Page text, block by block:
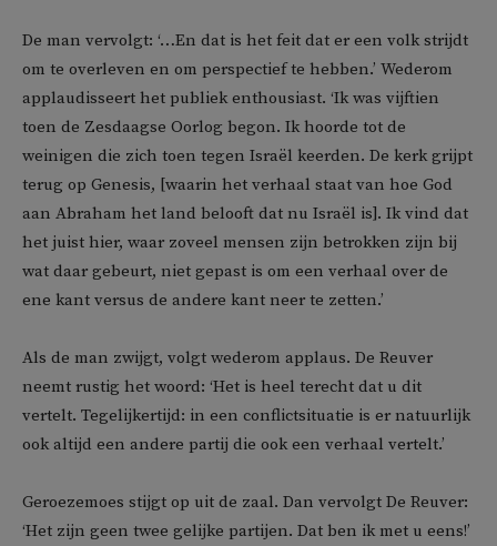
De man vervolgt: ‘…En dat is het feit dat er een volk strijdt
om te overleven en om perspectief te hebben.’ Wederom
applaudisseert het publiek enthousiast. ‘Ik was vijftien
toen de Zesdaagse Oorlog begon. Ik hoorde tot de
weinigen die zich toen tegen Israël keerden. De kerk grijpt
terug op Genesis, [waarin het verhaal staat van hoe God
aan Abraham het land belooft dat nu Israël is]. Ik vind dat
het juist hier, waar zoveel mensen zijn betrokken zijn bij
wat daar gebeurt, niet gepast is om een verhaal over de
ene kant versus de andere kant neer te zetten.’
Als de man zwijgt, volgt wederom applaus. De Reuver
neemt rustig het woord: ‘Het is heel terecht dat u dit
vertelt. Tegelijkertijd: in een conflictsituatie is er natuurlijk
ook altijd een andere partij die ook een verhaal vertelt.’
Geroezemoes stijgt op uit de zaal. Dan vervolgt De Reuver:
‘Het zijn geen twee gelijke partijen. Dat ben ik met u eens!’